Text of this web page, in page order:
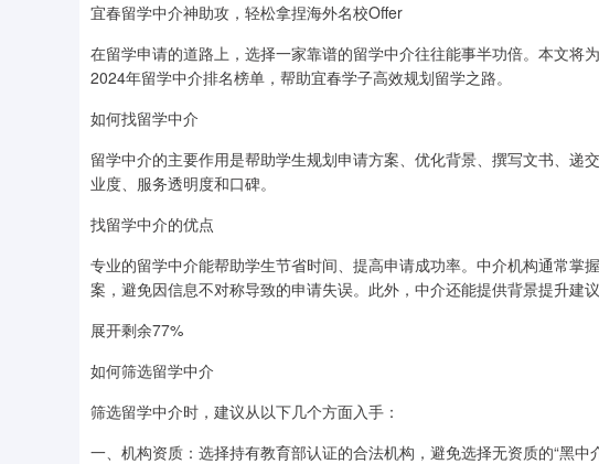
宜春留学中介神助攻，轻松拿捏海外名校Offer
在留学申请的道路上，选择一家靠谱的留学中介往往能事半功倍。本文将
2024年留学中介排名榜单，帮助宜春学子高效规划留学之路。
如何找留学中介
留学中介的主要作用是帮助学生规划申请方案、优化背景、撰写文书、递
业度、服务透明度和口碑。
找留学中介的优点
专业的留学中介能帮助学生节省时间、提高申请成功率。中介机构通常掌
案，避免因信息不对称导致的申请失误。此外，中介还能提供背景提升建
展开剩余77%
如何筛选留学中介
筛选留学中介时，建议从以下几个方面入手：
一、机构资质：选择持有教育部认证的合法机构，避免选择无资质的“黑中介